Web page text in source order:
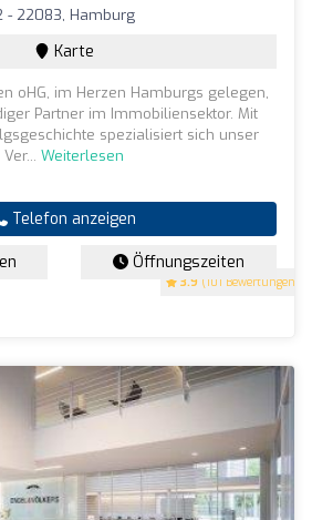
3.9 (101 Bewertungen)
- 22083, Hamburg
Karte
oHG, im Herzen Hamburgs gelegen,
Partner im Immobiliensektor. Mit
spezialisiert sich unser
Weiterlesen
Telefon anzeigen
Öffnungszeiten